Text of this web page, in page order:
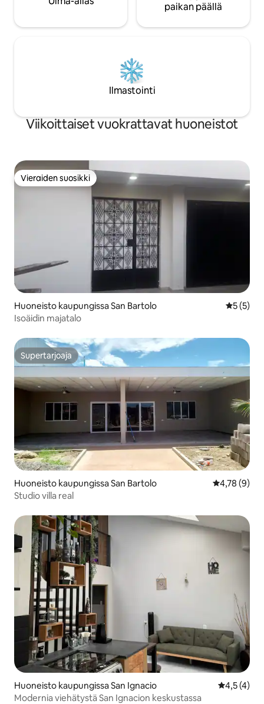
paikan päällä
Ilmastointi
Viikoittaiset vuokrattavat huoneistot
Vieraiden suosikki
Vieraiden suosikki
Huoneisto kaupungissa San Bartolo
5 (5)
Isoäidin majatalo
Supertarjoaja
Supertarjoaja
Huoneisto kaupungissa San Bartolo
4,78 (9)
Studio villa real
Huoneisto kaupungissa San Ignacio
4,5 (4)
Modernia viehätystä San Ignacion keskustassa